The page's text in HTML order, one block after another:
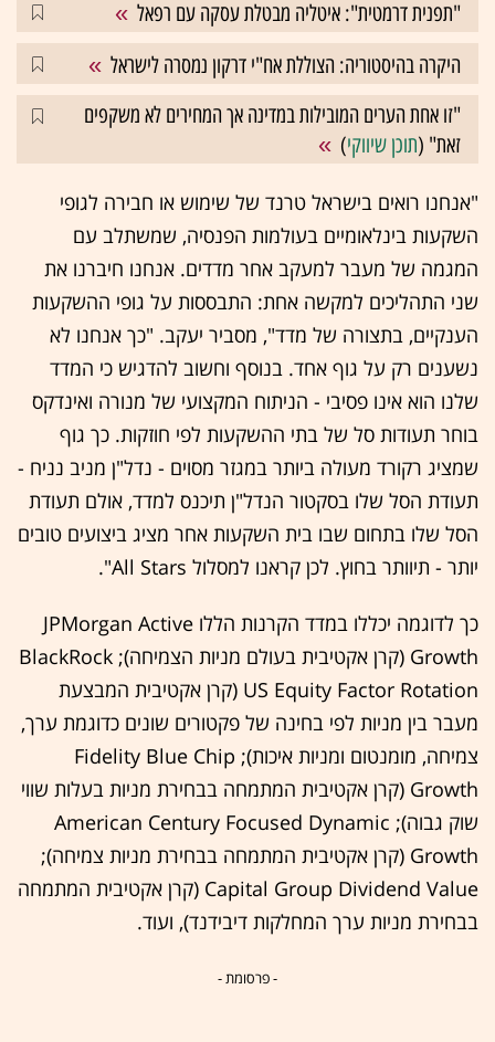
"תפנית דרמטית": איטליה מבטלת עסקה עם רפאל
היקרה בהיסטוריה: הצוללת אח"י דרקון נמסרה לישראל
"זו אחת הערים המובילות במדינה אך המחירים לא משקפים
זאת" (תוכן שיווקי)
"אנחנו רואים בישראל טרנד של שימוש או חבירה לגופי
השקעות בינלאומיים בעולמות הפנסיה, שמשתלב עם
המגמה של מעבר למעקב אחר מדדים. אנחנו חיברנו את
שני התהליכים למקשה אחת: התבססות על גופי ההשקעות
הענקיים, בתצורה של מדד", מסביר יעקב. "כך אנחנו לא
נשענים רק על גוף אחד. בנוסף וחשוב להדגיש כי המדד
שלנו הוא אינו פסיבי - הניתוח המקצועי של מנורה ואינדקס
בוחר תעודות סל של בתי ההשקעות לפי חוזקות. כך גוף
שמציג רקורד מעולה ביותר במגזר מסוים - נדל"ן מניב נניח -
תעודת הסל שלו בסקטור הנדל"ן תיכנס למדד, אולם תעודת
הסל שלו בתחום שבו בית השקעות אחר מציג ביצועים טובים
יותר - תיוותר בחוץ. לכן קראנו למסלול All Stars".
כך לדוגמה יכללו במדד הקרנות הללו JPMorgan Active
Growth (קרן אקטיבית בעולם מניות הצמיחה); BlackRock
US Equity Factor Rotation (קרן אקטיבית המבצעת
מעבר בין מניות לפי בחינה של פקטורים שונים כדוגמת ערך,
צמיחה, מומנטום ומניות איכות); Fidelity Blue Chip
Growth (קרן אקטיבית המתמחה בבחירת מניות בעלות שווי
שוק גבוה); American Century Focused Dynamic
Growth (קרן אקטיבית המתמחה בבחירת מניות צמיחה);
Capital Group Dividend Value (קרן אקטיבית המתמחה
בבחירת מניות ערך המחלקות דיבידנד), ועוד.
- פרסומת -